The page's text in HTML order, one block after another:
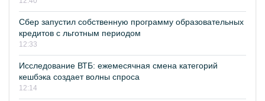
Сбер запустил собственную программу образовательных
кредитов с льготным периодом
12:33
Исследование ВТБ: ежемесячная смена категорий
кешбэка создает волны спроса
12:14